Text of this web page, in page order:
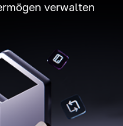
verwalten